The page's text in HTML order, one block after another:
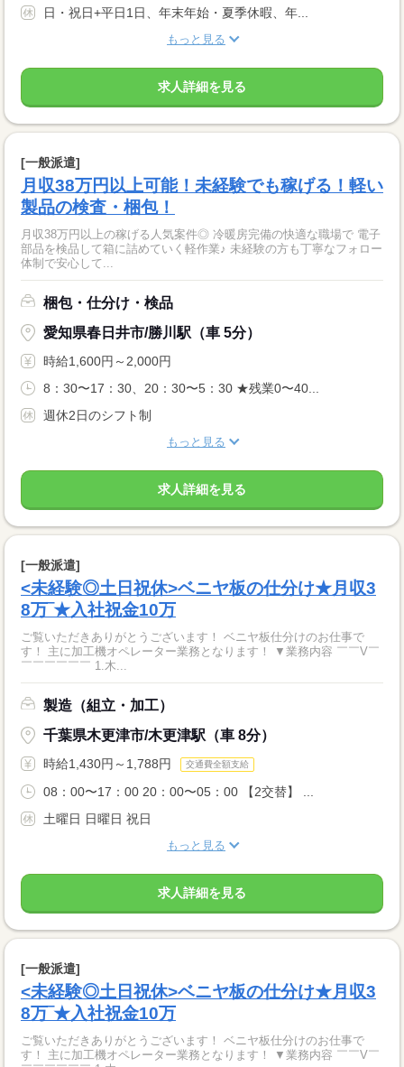
日・祝日+平日1日、年末年始・夏季休暇、年...
もっと見る
求人詳細を見る
[一般派遣]
月収38万円以上可能！未経験でも稼げる！軽い
製品の検査・梱包！
月収38万円以上の稼げる人気案件◎ 冷暖房完備の快適な職場で 電子
部品を検品して箱に詰めていく軽作業♪ 未経験の方も丁寧なフォロー
体制で安心して...
梱包・仕分け・検品
愛知県春日井市/勝川駅（車 5分）
時給1,600円～2,000円
8：30〜17：30、20：30〜5：30 ★残業0〜40...
週休2日のシフト制
もっと見る
求人詳細を見る
[一般派遣]
<未経験◎土日祝休>ベニヤ板の仕分け★月収3
8万‾★入社祝金10万
ご覧いただきありがとうございます！ ベニヤ板仕分けのお仕事で
す！ 主に加工機オペレーター業務となります！ ▼業務内容 ￣￣V￣
￣￣￣￣￣￣ 1.木...
製造（組立・加工）
千葉県木更津市/木更津駅（車 8分）
時給1,430円～1,788円 交通費全額支給
08：00〜17：00 20：00〜05：00 【2交替】 ...
土曜日 日曜日 祝日
もっと見る
求人詳細を見る
[一般派遣]
<未経験◎土日祝休>ベニヤ板の仕分け★月収3
8万‾★入社祝金10万
ご覧いただきありがとうございます！ ベニヤ板仕分けのお仕事で
す！ 主に加工機オペレーター業務となります！ ▼業務内容 ￣￣V￣